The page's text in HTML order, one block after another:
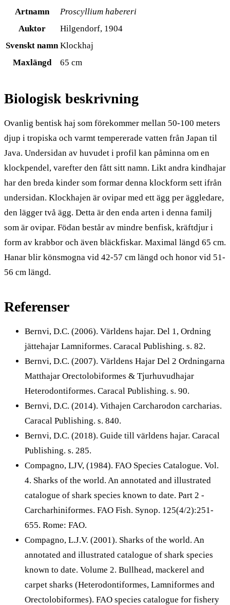
Artnamn
Proscyllium habereri
Auktor
Hilgendorf, 1904
Svenskt namn Klockhaj
Maxlängd
65 cm
Biologisk beskrivning
Ovanlig bentisk haj som förekommer mellan 50-100 meters
djup i tropiska och varmt tempererade vatten från Japan til
Java. Undersidan av huvudet i profil kan påminna om en
klockpendel, varefter den fått sitt namn. Likt andra kindhajar
har den breda kinder som formar denna klockform sett ifrån
undersidan. Klockhajen är ovipar med ett ägg per äggledare,
den lägger två ägg. Detta är den enda arten i denna familj
som är ovipar. Födan består av mindre benfisk, kräftdjur i
form av krabbor och även bläckfiskar. Maximal längd 65 cm.
Hanar blir könsmogna vid 42-57 cm längd och honor vid 51-
56 cm längd.
Referenser
Bernvi, D.C. (2006). Världens hajar. Del 1, Ordning
jättehajar Lamniformes. Caracal Publishing. s. 82.
Bernvi, D.C. (2007). Världens Hajar Del 2 Ordningarna
Matthajar Orectolobiformes & Tjurhuvudhajar
Heterodontiformes. Caracal Publishing. s. 90.
Bernvi, D.C. (2014). Vithajen Carcharodon carcharias.
Caracal Publishing. s. 840.
Bernvi, D.C. (2018). Guide till världens hajar. Caracal
Publishing. s. 285.
Compagno, LJV, (1984). FAO Species Catalogue. Vol.
4. Sharks of the world. An annotated and illustrated
catalogue of shark species known to date. Part 2 -
Carcharhiniformes. FAO Fish. Synop. 125(4/2):251-
655. Rome: FAO.
Compagno, L.J.V. (2001). Sharks of the world. An
annotated and illustrated catalogue of shark species
known to date. Volume 2. Bullhead, mackerel and
carpet sharks (Heterodontiformes, Lamniformes and
Orectolobiformes). FAO species catalogue for fishery